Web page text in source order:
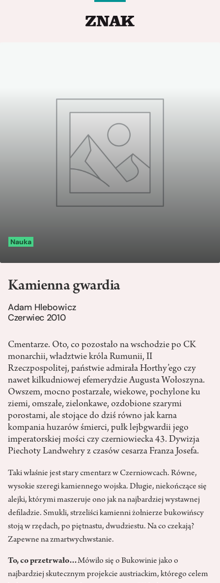
Nauka
Kamienna gwardia
Adam Hlebowicz
Czerwiec 2010
Cmentarze. Oto, co pozostało na wschodzie po CK
monarchii, władztwie króla Rumunii, II
Rzeczpospolitej, państwie admirała Horthy’ego czy
nawet kilkudniowej efemerydzie Augusta Wołoszyna.
Owszem, mocno postarzałe, wiekowe, pochylone ku
ziemi, omszałe, zielonkawe, ozdobione szarymi
porostami, ale stojące do dziś równo jak karna
kompania huzarów śmierci, pułk lejbgwardii jego
imperatorskiej mości czy czerniowiecka 43. Dywizja
Piechoty Landwehry z czasów cesarza Franza Josefa.
Taki właśnie jest stary cmentarz w Czerniowcach. Równe,
wysokie szeregi kamiennego wojska. Długie, niekończące się
alejki, którymi maszeruje ono jak na najbardziej wystawnej
defiladzie. Smukli, strzeliści kamienni żołnierze bukowińscy
stoją w rzędach, po piętnastu, dwudziestu. Na co czekają?
Zapewne na zmartwychwstanie.
To, co przetrwało…Mówiło się o Bukowinie jako o
najbardziej skutecznym projekcie austriackim, którego celem